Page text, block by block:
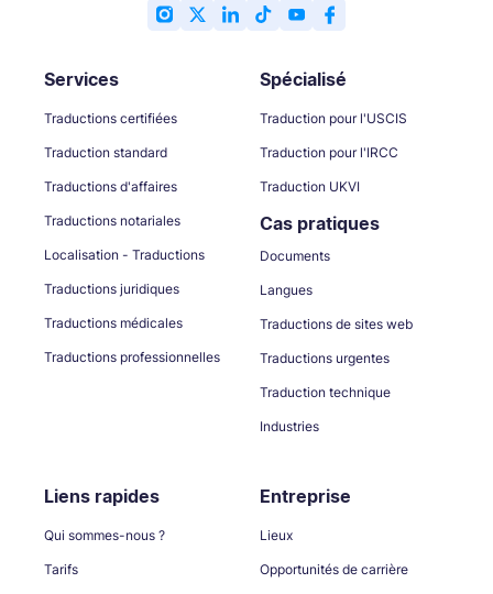
Services
Traductions certifiées
Traduction standard
Traductions d'affaires
Traductions notariales
Localisation - Traductions
Traductions juridiques
Traductions médicales
Traductions professionnelles
Spécialisé
Traduction pour l'USCIS
Traduction pour l'IRCC
Traduction UKVI
Cas pratiques
Documents
Langues
Traductions de sites web
Traductions urgentes
Traduction technique
Industries
Liens rapides
Qui sommes-nous ?
Tarifs
Entreprise
Lieux
Opportunités de carrière